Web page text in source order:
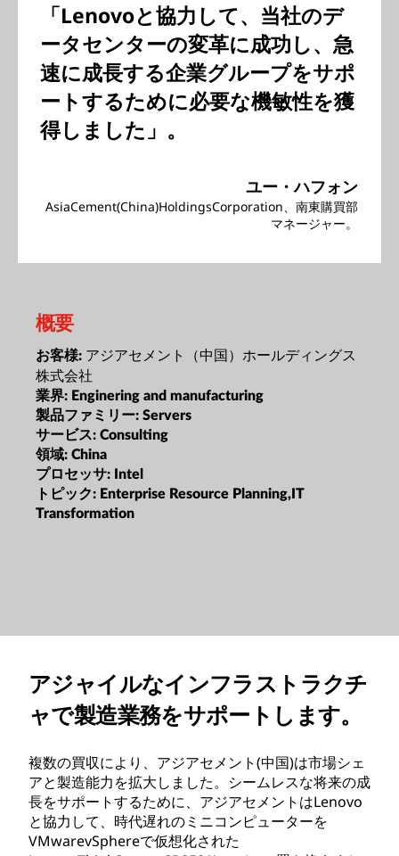
「Lenovoと協力して、当社のデ
ータセンターの変革に成功し、急
速に成長する企業グループをサポ
ートするために必要な機敏性を獲
得しました」。
ユー・ハフォン
AsiaCement(China)HoldingsCorporation、南東購買部
マネージャー。
概要
お客様: アジアセメント（中国）ホールディングス
株式会社
業界: Enginering and manufacturing
製品ファミリー: Servers
サービス: Consulting
領域: China
プロセッサ: Intel
トピック: Enterprise Resource Planning,IT
Transformation
アジャイルなインフラストラクチ
ャで製造業務をサポートします。
複数の買収により、アジアセメント(中国)は市場シェ
アと製造能力を拡大しました。シームレスな将来の成
長をサポートするために、アジアセメントはLenovo
と協力して、時代遅れのミニコンピューターを
VMwarevSphereで仮想化された